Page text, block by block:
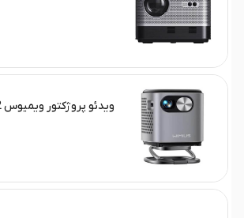
ویدئو پروژکتور ویمیوس WIMIUS Q2